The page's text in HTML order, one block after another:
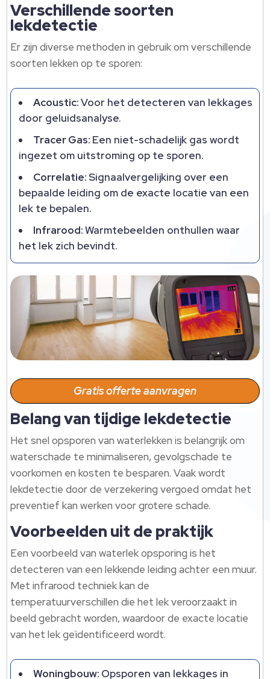
Verschillende soorten
lekdetectie
Er zijn diverse methoden in gebruik om verschillende
soorten lekken op te sporen:
Acoustic:Voor het detecteren van lekkages
door geluidsanalyse.
Tracer Gas: Een niet-schadelijk gas wordt
ingezet om uitstroming op te sporen.
Correlatie:Signaalvergelijking over een
bepaalde leiding om de exacte locatie van een
lek te bepalen.
Infrarood:Warmtebeelden onthullen waar
het lek zich bevindt.
Gratis offerte aanvragen
Belang van tijdige lekdetectie
Het snel opsporen van waterlekken is belangrijk om
waterschade te minimaliseren, gevolgschade te
voorkomen en kosten te besparen. Vaak wordt
lekdetectie door de verzekering vergoed omdat het
preventief kan werken voor grotere schade.
Voorbeelden uit de praktijk
Een voorbeeld van waterlek opsporing is het
detecteren van een lekkende leiding achter een muur.
Met infrarood techniek kan de
temperatuurverschillen die het lek veroorzaakt in
beeld gebracht worden, waardoor de exacte locatie
van het lek geïdentificeerd wordt.
Woningbouw: Opsporen van lekkages in